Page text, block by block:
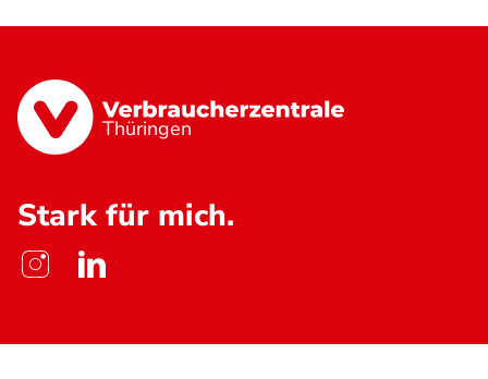
Thüringen
Stark für mich.